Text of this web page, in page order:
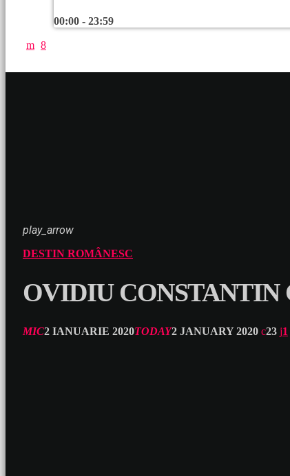
00:00 - 23:59
play_arrow
DESTIN ROMÂNESC
OVIDIU CONSTANTIN
MIC2 IANUARIE 2020TODAY2 JANUARY 2020 23 1